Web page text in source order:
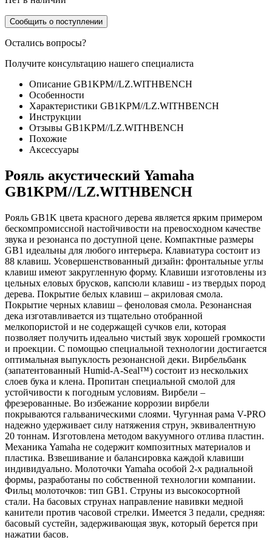
Сообщить о поступлении
Остались вопросы?
Получите консультацию нашего специалиста
Описание GB1KPM//LZ.WITHBENCH
Особенности
Характеристики GB1KPM//LZ.WITHBENCH
Инструкции
Отзывы GB1KPM//LZ.WITHBENCH
Похожие
Аксессуары
Рояль акустический Yamaha
GB1KPM//LZ.WITHBENCH
Рояль GB1K цвета красного дерева является ярким примером
бескомпромиссной настойчивости на превосходном качестве
звука и резонанса по доступной цене. Компактные размеры
GB1 идеальны для любого интерьера. Клавиатура состоит из
88 клавиш. Усовершенствованный дизайн: фронтальные углы
клавиш имеют закругленную форму. Клавиши изготовлены из
цельных еловых брусков, капсюли клавиш - из твердых пород
дерева. Покрытие белых клавиш – акриловая смола.
Покрытие черных клавиш – феноловая смола. Резонансная
дека изготавливается из тщательно отобранной
мелкопористой и не содержащей сучков ели, которая
позволяет получить идеально чистый звук хорошей громкости
и проекции. С помощью специальной технологии достигается
оптимальная выпуклость резонансной деки. Вирбельбанк
(запатентованный Humid-A-Seal™) состоит из нескольких
слоев бука и клена. Пропитан специальной смолой для
устойчивости к погодным условиям. Вирбели –
фрезерованные. Во избежание коррозии вирбели
покрываются гальваническими слоями. Чугунная рама V-PRO
надежно удерживает силу натяжения струн, эквивалентную
20 тоннам. Изготовлена методом вакуумного отлива пластин.
Механика Yamaha не содержит композитных материалов и
пластика. Взвешивание и балансировка каждой клавиши
индивидуально. Молоточки Yamaha особой 2-х радиальной
формы, разработаны по собственной технологии компании.
Фильц молоточков: тип GB1. Струны из высокосортной
стали. На басовых струнах направление навивки медной
канители против часовой стрелки. Имеется 3 педали, средняя:
басовый сустейн, задерживающая звук, который берется при
нажатии басов.